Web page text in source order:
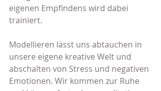
eigenen Empfindens wird dabei
trainiert.
Modellieren lässt uns abtauchen in
unsere eigene kreative Welt und
abschalten von Stress und negativen
Emotionen. Wir kommen zur Ruhe